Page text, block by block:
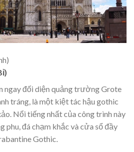
ngay đối diện quảng trường Grote
tráng, là một kiệt tác hậu gothic
Nổi tiếng nhất của công trình này
đá chạm khắc và cửa sổ đầy
Gothic.